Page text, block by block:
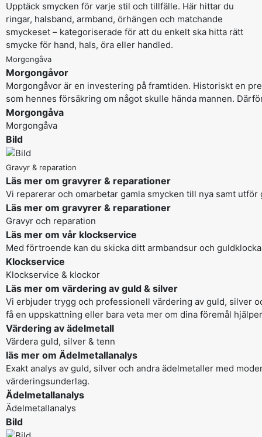
Upptäck smycken för varje stil och tillfälle. Här hittar du
ringar, halsband, armband, örhängen och matchande
smyckeset – kategoriserade för att du enkelt ska hitta rätt
smycke för hand, hals, öra eller handled.
Morgongåva
Morgongåvor
Morgongåvor är en investering på framtiden. Historiskt en
som hennes försäkring om något skulle hända mannen.
Morgongåva
Morgongåva
Bild
Gravyr & reparation
Läs mer om gravyrer & reparationer
Vi reparerar och omarbetar gamla smycken till nya samt
Läs mer om gravyrer & reparationer
Gravyr och reparation
Läs mer om vår klockservice
Med förtroende kan du skicka ditt armbandsur och
Klockservice
Klockservice & klockor
Läs mer om värdering av guld & silver
Vi erbjuder trygg och professionell värdering av guld, silver
få en uppskattning eller bara veta mer om dina föremål
Värdering av ädelmetall
Värdera guld, silver & tenn
läs mer om Ädelmetallanalys
Exakt analys av guld, silver och andra ädelmetaller med
värderingsunderlag.
Ädelmetallanalys
Ädelmetallanalys
Bild